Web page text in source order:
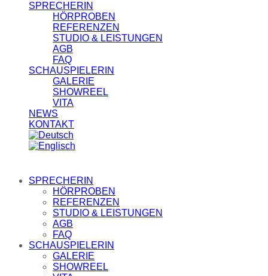
SPRECHERIN
HÖRPROBEN
REFERENZEN
STUDIO & LEISTUNGEN
AGB
FAQ
SCHAUSPIELERIN
GALERIE
SHOWREEL
VITA
NEWS
KONTAKT
SPRECHERIN
HÖRPROBEN
REFERENZEN
STUDIO & LEISTUNGEN
AGB
FAQ
SCHAUSPIELERIN
GALERIE
SHOWREEL